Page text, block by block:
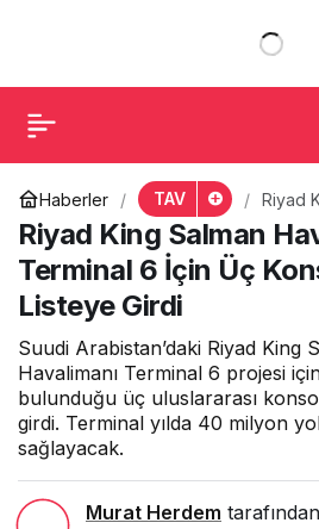
Haberler TAV
Riyad
Riyad King Salman
Terminal 6 İçin Üç
Listeye Girdi
Suudi Arabistan’daki Riyad King
Havalimanı Terminal 6 projesi için
bulunduğu üç uluslararası
girdi. Terminal yılda 40 milyon
sağlayacak.
Murat Herdem
İçin Üç Konsorsiyum
Kısa Listeye Girdi